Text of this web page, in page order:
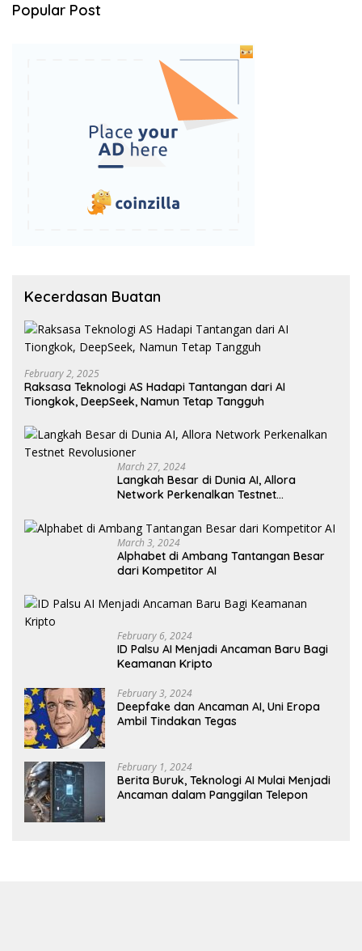
Popular Post
Kecerdasan Buatan
February 2, 2025
Raksasa Teknologi AS Hadapi Tantangan dari AI
Tiongkok, DeepSeek, Namun Tetap Tangguh
March 27, 2024
Langkah Besar di Dunia AI, Allora
Network Perkenalkan Testnet
March 3, 2024
Alphabet di Ambang Tantangan Besar
dari Kompetitor AI
February 6, 2024
ID Palsu AI Menjadi Ancaman Baru Bagi
Keamanan Kripto
February 3, 2024
Deepfake dan Ancaman AI, Uni Eropa
Ambil Tindakan Tegas
February 1, 2024
Berita Buruk, Teknologi AI Mulai Menjadi
Ancaman dalam Panggilan Telepon